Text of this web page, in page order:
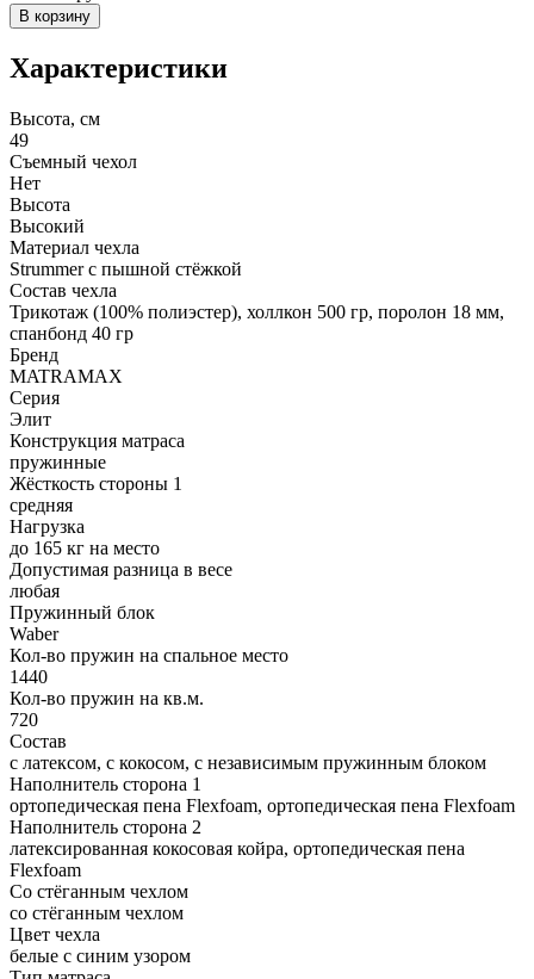
В корзину
Характеристики
Высота, см
49
Съемный чехол
Нет
Высота
Высокий
Материал чехла
Strummer с пышной стёжкой
Состав чехла
Трикотаж (100% полиэстер), холлкон 500 гр, поролон 18 мм,
спанбонд 40 гр
Бренд
MATRAMAX
Серия
Элит
Конструкция матраса
пружинные
Жёсткость стороны 1
средняя
Нагрузка
до 165 кг на место
Допустимая разница в весе
любая
Пружинный блок
Waber
Кол-во пружин на спальное место
1440
Кол-во пружин на кв.м.
720
Состав
с латексом, с кокосом, с независимым пружинным блоком
Наполнитель сторона 1
ортопедическая пена Flexfoam, ортопедическая пена Flexfoam
Наполнитель сторона 2
латексированная кокосовая койра, ортопедическая пена
Flexfoam
Со стёганным чехлом
со стёганным чехлом
Цвет чехла
белые с синим узором